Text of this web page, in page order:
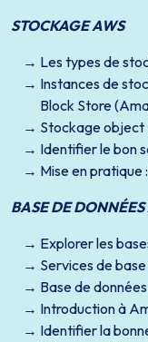
STOCKAGE AWS
Les types de
Instances de
Block Store
Stockage object
Identifier le bon
Mise en pratique
BASE DE DONNÉES
Explorer les
Services de
Base de
Introduction à
Identifier la